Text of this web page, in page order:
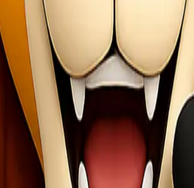
dilakukan melalui aplikasi mobile atau website resmi
Barang
barang berjalan lancar. Setiap langkah dalam
profesional akan mengatur penjemputan barang di
berat, dan ukuran agar semua sesuai dengan
tujuan akhir.
secara real-time melalui aplikasi atau website Lionel
bahwa setiap kiriman mencapai tujuannya tepat
terjangkau.